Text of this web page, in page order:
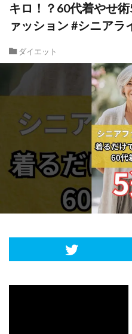
キロ！？60代着やせ
ァッション #シニアラ
ダイエット